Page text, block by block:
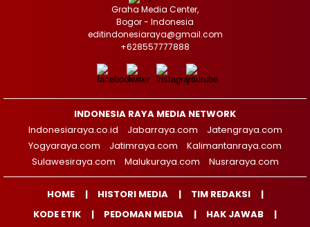
Graha Media Center,
Bogor - Indonesia
editindonesiaraya@gmail.com
+628557777888
INDONESIA RAYA MEDIA NETWORK
Indonesiaraya.co.id
Jabarraya.com
Jatengraya.com
Yogyaraya.com
Jatimraya.com
Kalimantanraya.com
Sulawesiraya.com
Malukuraya.com Nusraraya.com
HOME HISTORI MEDIA
TIM REDAKSI
KODE ETIK
PEDOMAN MEDIA
HAK JAWAB